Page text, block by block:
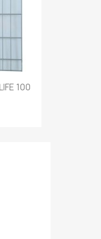
100